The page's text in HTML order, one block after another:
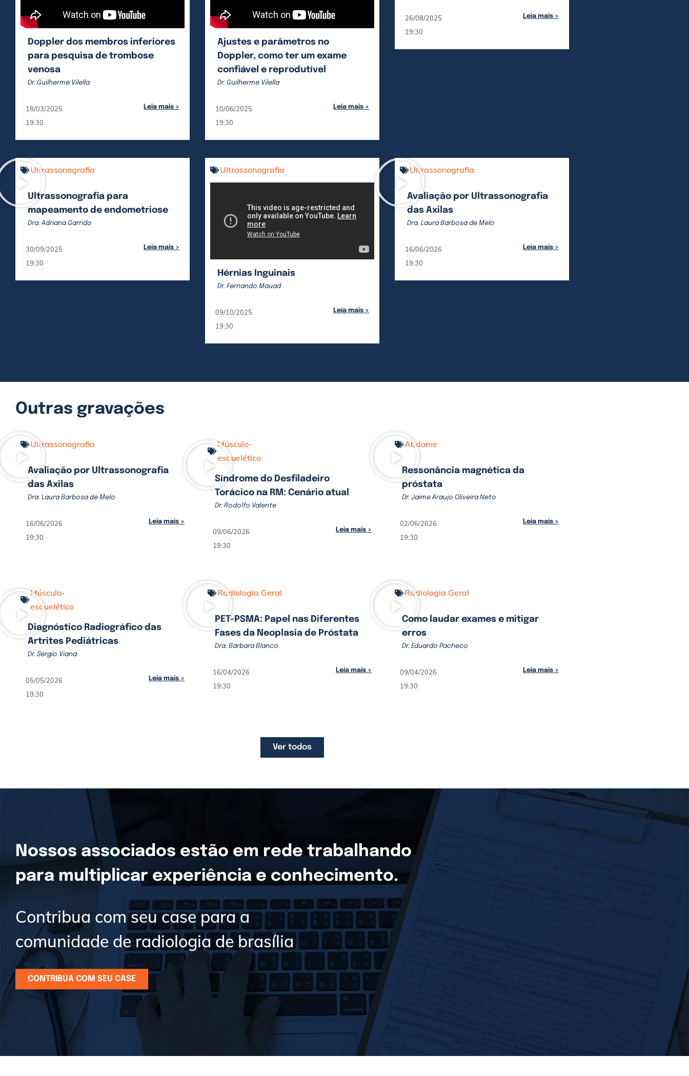
Doppler dos membros inferiores
para pesquisa de trombose
venosa
Dr. Guilherme Vilella
18/03/2025
19:30
Leia mais >
Ajustes e parâmetros no
Doppler, como ter um exame
confiável e reprodutível
Dr. Guilherme Vilella
10/06/2025
19:30
Leia mais >
26/08/2025
19:30
Leia mais >
Ultrassonografia
Ultrassonografia para
mapeamento de endometriose
Dra. Adriana Garrido
30/09/2025
19:30
Leia mais >
Ultrassonografia
Hérnias Inguinais
Dr. Fernando Mauad
09/10/2025
19:30
Leia mais >
Ultrassonografia
Avaliação por Ultrassonografia
das Axilas
Dra. Laura Barbosa de Melo
16/06/2026
19:30
Leia mais >
Outras gravações
Ultrassonografia
Avaliação por Ultrassonografia
das Axilas
Dra. Laura Barbosa de Melo
16/06/2026
19:30
Leia mais >
Músculo-
esquelético
Síndrome do Desfiladeiro
Torácico na RM: Cenário atual
Dr. Rodolfo Valente
09/06/2026
19:30
Leia mais >
Abdome
Ressonância magnética da
próstata
Dr. Jaime Araujo Oliveira Neto
02/06/2026
19:30
Leia mais >
Músculo-
esquelético
Diagnóstico Radiográfico das
Artrites Pediátricas
Dr. Sérgio Viana
05/05/2026
19:30
Leia mais >
Radiologia Geral
PET-PSMA: Papel nas Diferentes
Fases da Neoplasia de Próstata
Dra. Bárbara Blanco
16/04/2026
19:30
Leia mais >
Radiologia Geral
Como laudar exames e mitigar
erros
Dr. Eduardo Pacheco
09/04/2026
19:30
Leia mais >
Ver todos
Nossos associados estão em rede trabalhando
para multiplicar experiência e conhecimento.
Contribua com seu case para a
comunidade de radiologia de brasília
CONTRIBUA COM SEU CASE